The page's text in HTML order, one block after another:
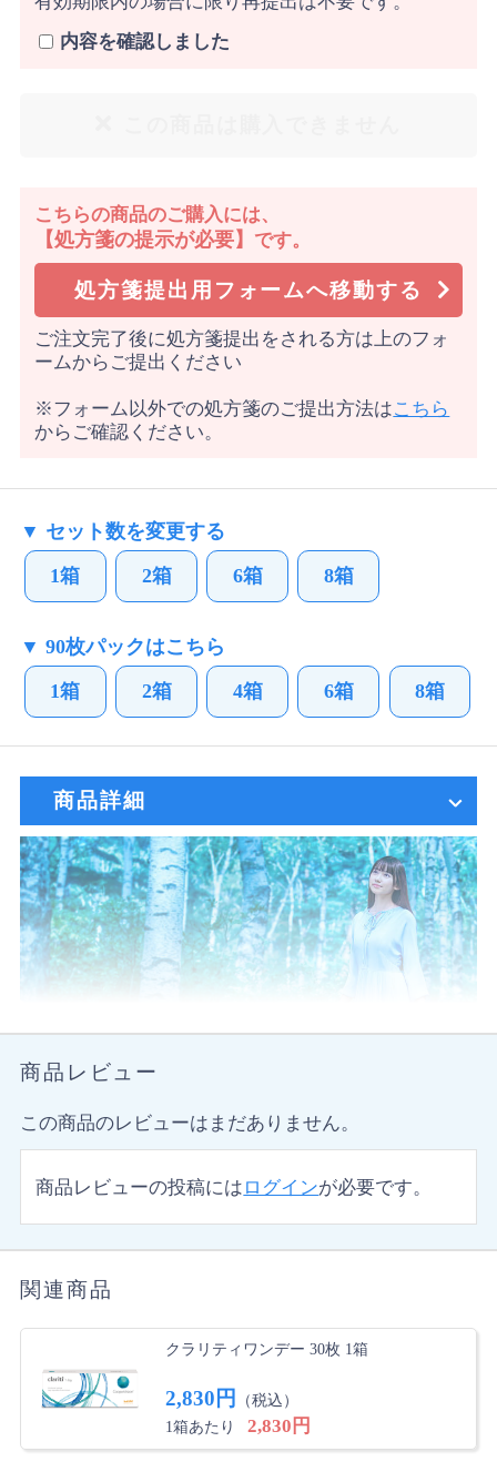
内容を確認しました
こちらの商品のご購入には、
【処方箋の提示が必要】 です。
処方箋提出用フォームへ移動する
ご注文完了後に処方箋提出をされる方は上のフォ
ームからご提出ください
※フォーム以外での処方箋のご提出方法はこちら
からご確認ください。
▼ セット数を変更する
1箱 2箱 6箱 8箱
▼ 90枚パックはこちら
1箱 2箱 4箱 6箱 8箱
商品詳細
商品レビュー
この商品のレビューはまだありません。
商品レビューの投稿には ログインが必要です。
関連商品
クラリティワンデー 30枚 1箱
2,830円
（税込）
1箱あたり
2,830円